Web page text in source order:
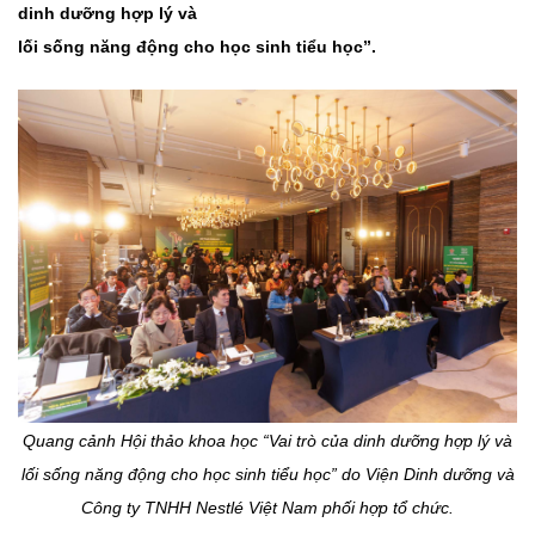
dinh dưỡng hợp lý và
lối sống năng động cho học sinh tiểu học”.
Quang cảnh Hội thảo khoa học “Vai trò của dinh dưỡng hợp lý và
lối sống năng động cho học sinh tiểu học” do Viện Dinh dưỡng và
Công ty TNHH Nestlé Việt Nam phối hợp tổ chức.